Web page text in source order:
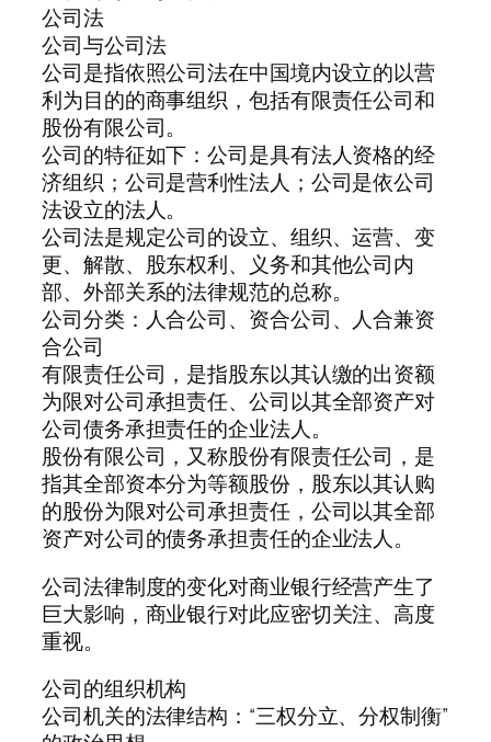
公司法
公司与公司法
公司是指依照公司法在中国境内设立的以营
利为目的的商事组织，包括有限责任公司和
股份有限公司。
公司的特征如下：公司是具有法人资格的经
济组织；公司是营利性法人；公司是依公司
法设立的法人。
公司法是规定公司的设立、组织、运营、变
更、解散、股东权利、义务和其他公司内
部、外部关系的法律规范的总称。
公司分类：人合公司、资合公司、人合兼资
合公司
有限责任公司，是指股东以其认缴的出资额
为限对公司承担责任、公司以其全部资产对
公司债务承担责任的企业法人。
股份有限公司，又称股份有限责任公司，是
指其全部资本分为等额股份，股东以其认购
的股份为限对公司承担责任，公司以其全部
资产对公司的债务承担责任的企业法人。
公司法律制度的变化对商业银行经营产生了
巨大影响，商业银行对此应密切关注、高度
重视。
公司的组织机构
公司机关的法律结构：“三权分立、分权制衡”